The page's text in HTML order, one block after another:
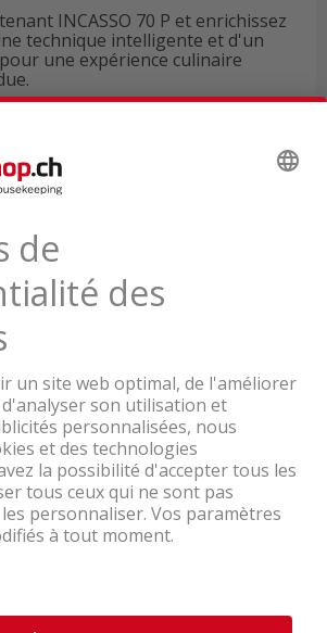
INCASSO 70 P et enrichissez
technique intelligente et d'un
une expérience culinaire
entreprise du Groupe Coop